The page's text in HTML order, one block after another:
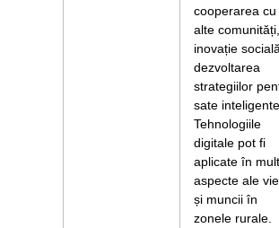
cooperarea cu
alte comunități,
inovație
dezvoltarea
strategiilor
sate
Tehnologiile
digitale pot fi
aplicate în
aspecte ale
și muncii în
zonele rurale.